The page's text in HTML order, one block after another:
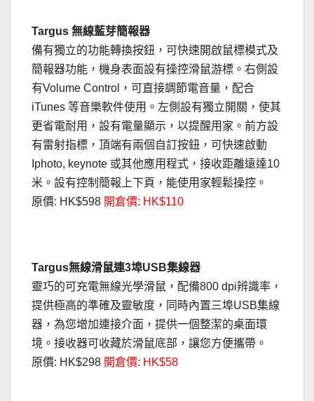
Targus 無線藍芽簡報器
備有獨立的功能轉換按鈕，可快速開啟鼠標模式及
簡報器功能，機身表面設有操控滑鼠游標。右側設
有Volume Control，可直接調節電音量，配合
iTunes 等音樂軟件使用。左側設有獨立開關，使其
更省電耐用，設有電量顯示，以提醒用家。前方設
有雷射指標，頂端有兩個自訂按鈕，可快速啟動
Iphoto, keynote 或其他應用程式，接收距離遠達10
米。設有控制簡報上下頁，能使用家輕鬆操控。
原價: HK$598 開倉價: HK$110
Targus無線滑鼠連3埠USB集線器
靈巧的可充電無線光學滑鼠，配備800 dpi辨識率，
提供極高的準確及靈敏度，同時內置三埠USB集線
器，為您增加連接介面，提供一個整潔的桌面環
境。接收器可收藏於滑鼠底部，讓您方便攜帶。
原價: HK$298 開倉價: HK$58